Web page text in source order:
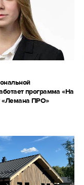
программа «На
«Лемана ПРО»